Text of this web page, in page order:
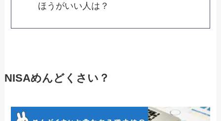
ほうがいい人は？
NISAめんどくさい？